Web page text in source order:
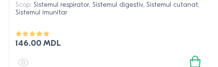
Scop: Sistemul respirator, Sistemul digestiv, Sistemul cutanat,
Sistemul imunitar
146.00 MDL